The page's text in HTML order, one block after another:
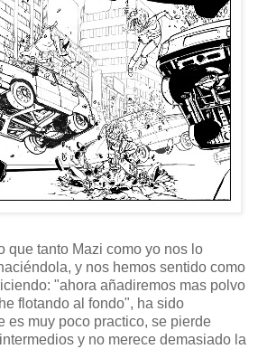
que tanto Mazi como yo nos lo
y nos hemos sentido como
"ahora añadiremos mas polvo
flotando al fondo", ha sido
es muy poco practico, se pierde
y no merece demasiado la